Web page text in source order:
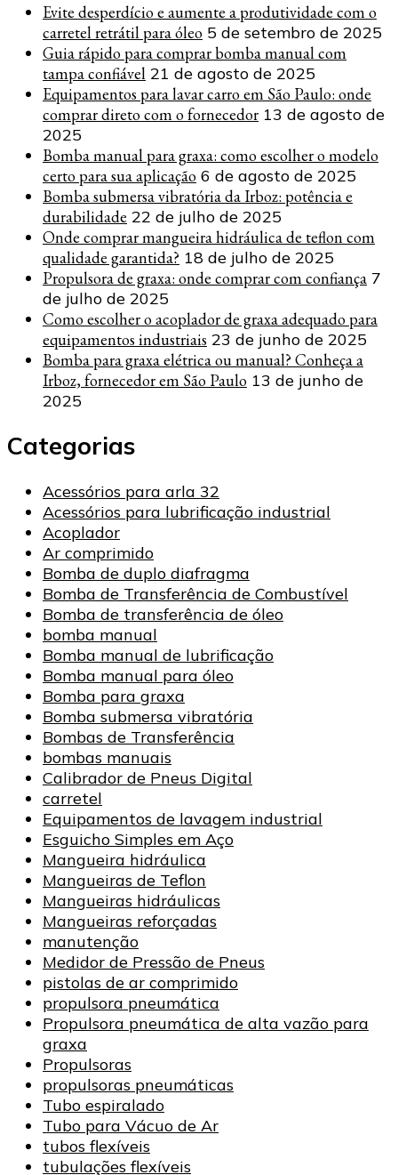
Evite desperdício e aumente a produtividade com o
carretel retrátil para óleo 5 de setembro de 2025
Guia rápido para comprar bomba manual com
tampa confiável 21 de agosto de 2025
Equipamentos para lavar carro em São Paulo: onde
comprar direto com o fornecedor 13 de agosto de
2025
Bomba manual para graxa: como escolher o modelo
certo para sua aplicação 6 de agosto de 2025
Bomba submersa vibratória da Irboz: potência e
durabilidade 22 de julho de 2025
Onde comprar mangueira hidráulica de teflon com
qualidade garantida? 18 de julho de 2025
Propulsora de graxa: onde comprar com confiança 7
de julho de 2025
Como escolher o acoplador de graxa adequado para
equipamentos industriais 23 de junho de 2025
Bomba para graxa elétrica ou manual? Conheça a
Irboz, fornecedor em São Paulo 13 de junho de
2025
Categorias
Acessórios para arla 32
Acessórios para lubrificação industrial
Acoplador
Ar comprimido
Bomba de duplo diafragma
Bomba de Transferência de Combustível
Bomba de transferência de óleo
bomba manual
Bomba manual de lubrificação
Bomba manual para óleo
Bomba para graxa
Bomba submersa vibratória
Bombas de Transferência
bombas manuais
Calibrador de Pneus Digital
carretel
Equipamentos de lavagem industrial
Esguicho Simples em Aço
Mangueira hidráulica
Mangueiras de Teflon
Mangueiras hidráulicas
Mangueiras reforçadas
manutenção
Medidor de Pressão de Pneus
pistolas de ar comprimido
propulsora pneumática
Propulsora pneumática de alta vazão para
graxa
Propulsoras
propulsoras pneumáticas
Tubo espiralado
Tubo para Vácuo de Ar
tubos flexíveis
tubulações flexíveis